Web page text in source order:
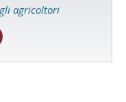
agricoltori